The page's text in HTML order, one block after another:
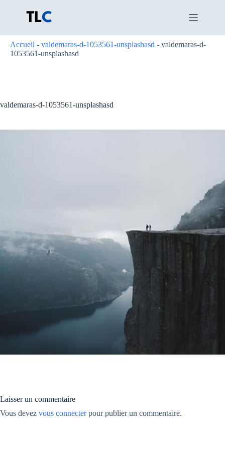
Accueil - valdemaras-d-1053561-unsplashasd - valdemaras-d-
1053561-unsplashasd
valdemaras-d-1053561-unsplashasd
Laisser un commentaire
Vous devez vous connecterpour publier un commentaire.